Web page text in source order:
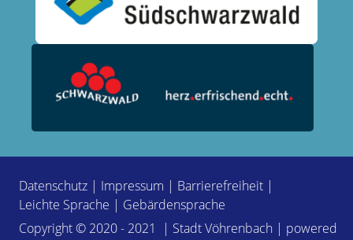
Datenschutz | Impressum | Barrierefreiheit |
Leichte Sprache | Gebärdensprache
Copyright © 2020 - 2021 | Stadt Vöhrenbach | powered